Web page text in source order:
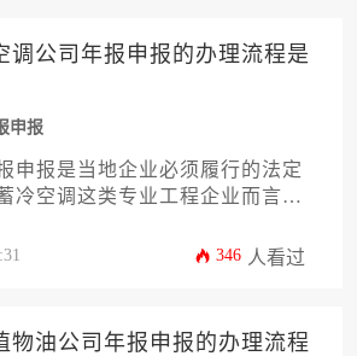
能高效完成法定义务，更能为企
实基础。
调公司年报申报的办理流程是
申报
申报是当地企业必须履行的法定
冷空调这类专业工程企业而言，
统提交到后续跟进的全流程，涵
346 人看过
物油公司年报申报的办理流程